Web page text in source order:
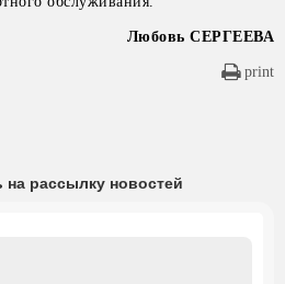
Любовь СЕРГЕЕВА
print
рассылку новостей